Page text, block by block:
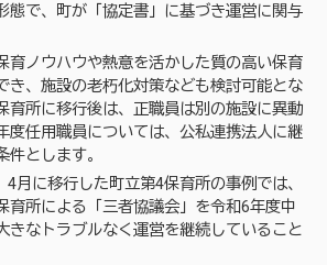
態で、町が「協定書」に基づき運営に関与
育ノウハウや熱意を活かした質の高い保育
き、施設の老朽化対策なども検討可能とな
育所に移行後は、正職員は別の施設に異動
度任用職員については、公私連携法人に継
とします。
月に移行した町立第4保育所の事例では、
育所による「三者協議会」を令和6年度中
きなトラブルなく運営を継続していること